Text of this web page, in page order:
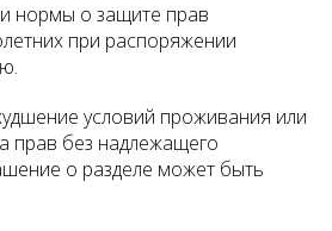
нормы о защите прав
при распоряжении
условий проживания или
без надлежащего
о разделе может быть